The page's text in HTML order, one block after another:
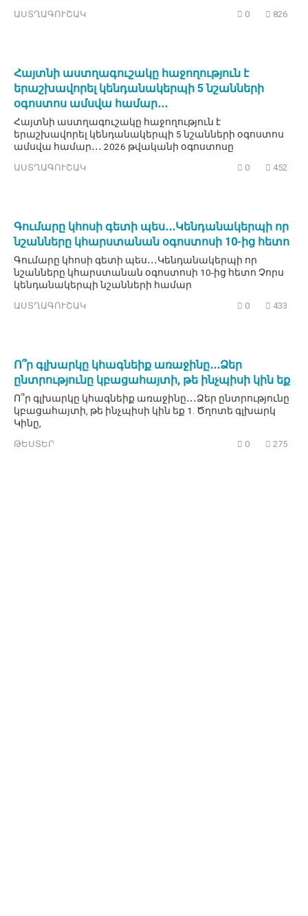
ԱՍՏՂԱԳՈՒՇԱԿ 0 826
Հայտնի աստղագուշակը հաջողություն է
երաշխավորել կենդանակերպի 5 նշանների
օգոստոս ամսվա համար․․․
Հայտնի աստղագուշակը հաջողություն է
երաշխավորել կենդանակերպի 5 նշանների օգոստոս
ամսվա համար․․․ 2026 թվականի օգոստոսը
ԱՍՏՂԱԳՈՒՇԱԿ 0 452
Գումարը կհոսի գետի պես․․․Կենդանակերպի որ
նշանները կհարստանան օգոստոսի 10-ից հետո
Գումարը կհոսի գետի պես․․․Կենդանակերպի որ
նշանները կհարստանան օգոստոսի 10-ից հետո Չորս
կենդանակերպի նշանների համար
ԱՍՏՂԱԳՈՒՇԱԿ 0 433
Ո՞ր գլխարկը կհագնեիք առաջինը․․․Ձեր
ընտրությունը կբացահայտի, թե ինչպիսի կին եք
Ո՞ր գլխարկը կհագնեիք առաջինը․․․Ձեր ընտրությունը
կբացահայտի, թե ինչպիսի կին եք 1. Ծղոտե գլխարկ
Կինը,
ԹԵՍՏԵՐ 0 275